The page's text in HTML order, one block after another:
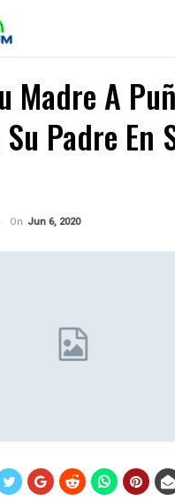
Madre A
Padre En
On Jun 6, 2020